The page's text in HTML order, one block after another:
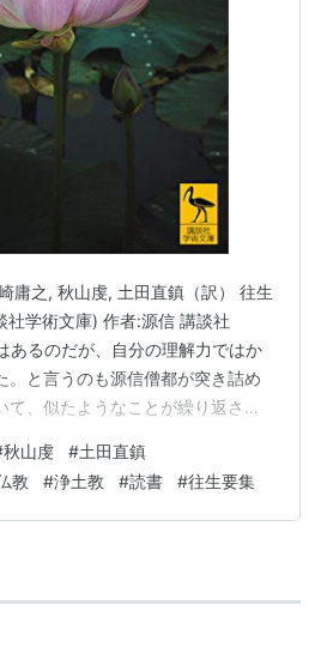
庸之, 秋山虔, 土田直鎮（訳） 往生
社学術文庫) 作者:源信 講談社
あるのだが、自分の理解力ではか
。と言うのも源信僧都が突き詰め
て、似たようなことが繰り返され
と思った。『往生要集』といえ
学であるが、大乗の教えに向き合
難しく、ゆっくり読んでいたが全
いうことだけだった。 そういう
精…
秋山虔 #土田直鎮
教 #浄土教 #読書 #往生要集